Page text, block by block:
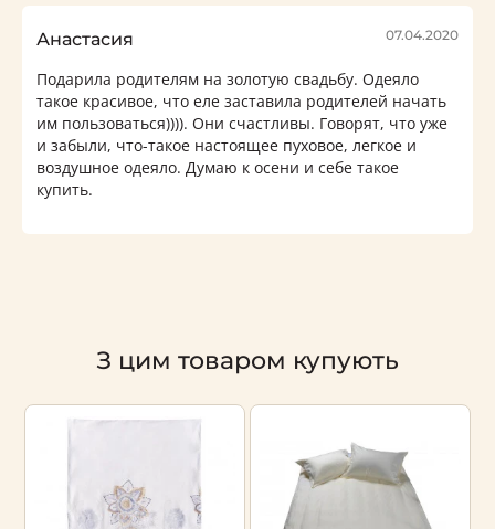
Анастасия 07.04.2020
Подарила родителям на золотую свадьбу. Одеяло
такое красивое, что еле заставила родителей начать
им пользоваться)))). Они счастливы. Говорят, что уже
и забыли, что-такое настоящее пуховое, легкое и
воздушное одеяло. Думаю к осени и себе такое
купить.
З цим товаром купують